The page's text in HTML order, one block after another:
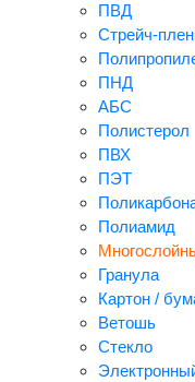
ПВД
Стрейч-
ПНД
АБС
Полистерол
ПВХ
ПЭТ
Полиамид
Гранула
Картон /
Ветошь
Стекло